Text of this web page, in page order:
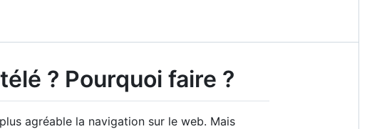
? Pourquoi faire ?
agréable la navigation sur le web. Mais